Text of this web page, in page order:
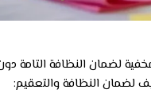
لضمان النظافة التامة
لضمان النظافة والتعقيم: